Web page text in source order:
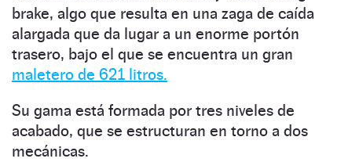
brake, algo que resulta en una zaga de caída
alargada que da lugar a un enorme portón
trasero, bajo el que se encuentra un gran
maletero de 621 litros.
Su gama está formada por tres niveles de
acabado, que se estructuran en torno a dos
mecánicas.